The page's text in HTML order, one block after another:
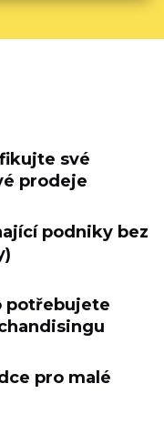
své
prodeje
podniky bez
potřebujete
pro malé